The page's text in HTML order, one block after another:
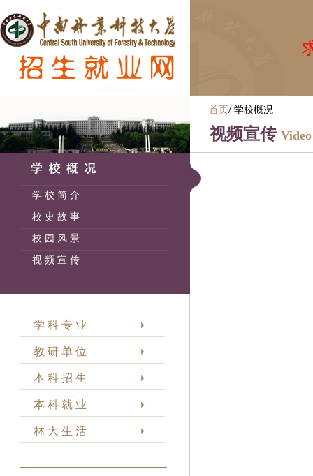
学 校 简 介
校 史 故 事
校 园 风 景
视 频 宣 传
学 科 专 业
教 研 单 位
本 科 招 生
本 科 就 业
林 大 生 活
首页 / 学校概况
视频宣传